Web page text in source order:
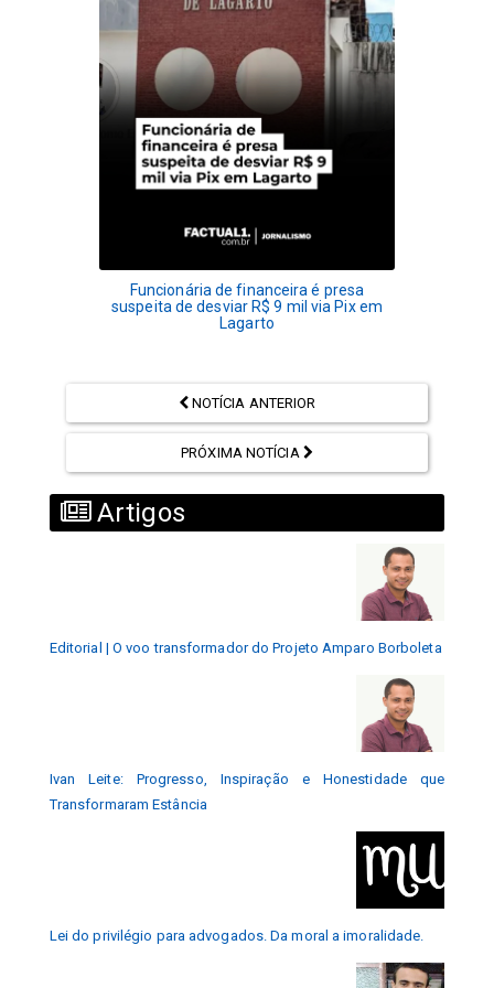
Funcionária de financeira é presa
suspeita de desviar R$ 9 mil via Pix em
Lagarto
NOTÍCIA ANTERIOR
PRÓXIMA NOTÍCIA
Artigos
Editorial | O voo transformador do Projeto Amparo Borboleta
Ivan Leite: Progresso, Inspiração e Honestidade que
Transformaram Estância
Lei do privilégio para advogados. Da moral a imoralidade.